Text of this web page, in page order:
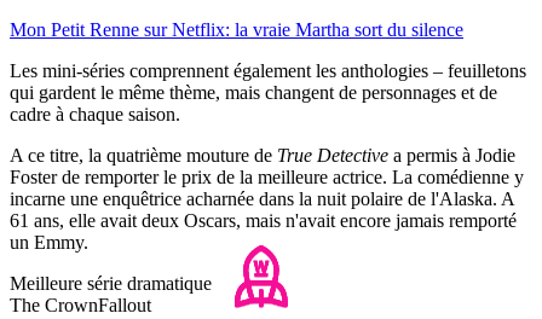
Mon Petit Renne sur Netflix: la vraie Martha sort du silence
Les mini-séries comprennent également les anthologies – feuilletons
qui gardent le même thème, mais changent de personnages et de
cadre à chaque saison.
A ce titre, la quatrième mouture de True Detective a permis à Jodie
Foster de remporter le prix de la meilleure actrice. La comédienne y
incarne une enquêtrice acharnée dans la nuit polaire de l'Alaska. A
61 ans, elle avait deux Oscars, mais n'avait encore jamais remporté
un Emmy.
Meilleure série dramatique
The CrownFallout